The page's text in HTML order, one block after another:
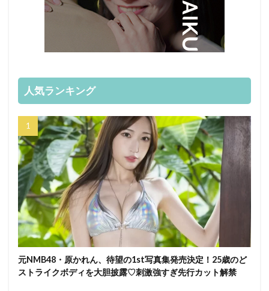
人気ランキング
元NMB48・原かれん、待望の1st写真集発売決定！25歳のど
ストライクボディを大胆披露♡刺激強すぎ先行カット解禁